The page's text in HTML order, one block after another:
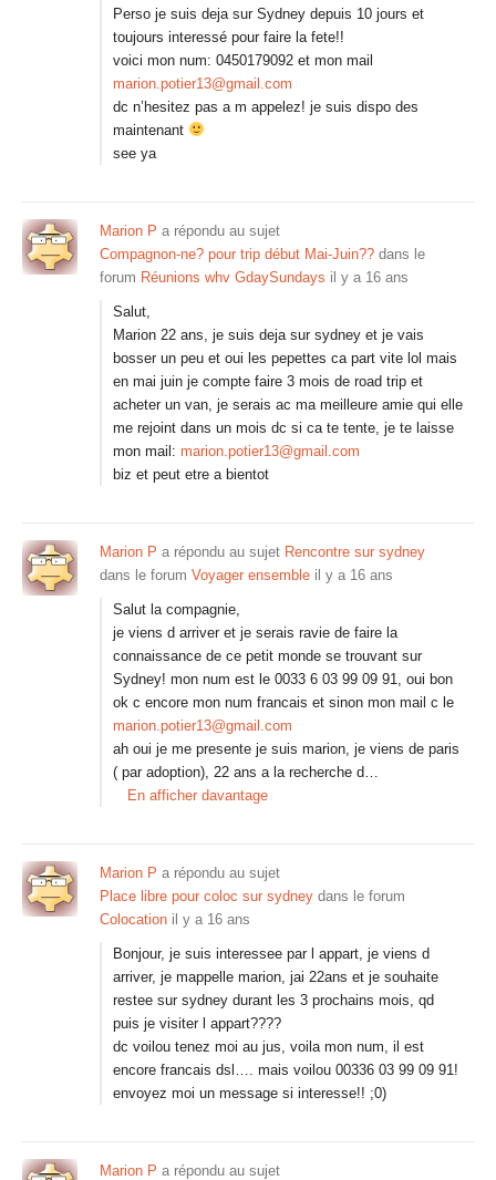
Perso je suis deja sur Sydney depuis 10 jours et
toujours interessé pour faire la fete!!
voici mon num: 0450179092 et mon mail
marion.potier13@gmail.com
dc n’hesitez pas a m appelez! je suis dispo des
maintenant
see ya
Marion P a répondu au sujet
Compagnon-ne? pour trip début Mai-Juin?? dans le
forum Réunions whv GdaySundays il y a 16 ans
Salut,
Marion 22 ans, je suis deja sur sydney et je vais
bosser un peu et oui les pepettes ca part vite lol mais
en mai juin je compte faire 3 mois de road trip et
acheter un van, je serais ac ma meilleure amie qui elle
me rejoint dans un mois dc si ca te tente, je te laisse
mon mail: marion.potier13@gmail.com
biz et peut etre a bientot
Marion P a répondu au sujet Rencontre sur sydney
dans le forum Voyager ensemble il y a 16 ans
Salut la compagnie,
je viens d arriver et je serais ravie de faire la
connaissance de ce petit monde se trouvant sur
Sydney! mon num est le 0033 6 03 99 09 91, oui bon
ok c encore mon num francais et sinon mon mail c le
marion.potier13@gmail.com
ah oui je me presente je suis marion, je viens de paris
( par adoption), 22 ans a la recherche d…
En afficher davantage
Marion P a répondu au sujet
Place libre pour coloc sur sydney dans le forum
Colocation il y a 16 ans
Bonjour, je suis interessee par l appart, je viens d
arriver, je mappelle marion, jai 22ans et je souhaite
restee sur sydney durant les 3 prochains mois, qd
puis je visiter l appart????
dc voilou tenez moi au jus, voila mon num, il est
encore francais dsl…. mais voilou 00336 03 99 09 91!
envoyez moi un message si interesse!! ;0)
Marion P a répondu au sujet